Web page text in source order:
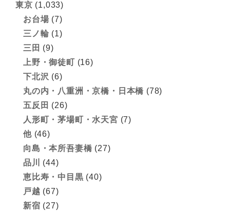
東京 (1,033)
お台場 (7)
三ノ輪 (1)
三田 (9)
上野・御徒町 (16)
下北沢 (6)
丸の内・八重洲・京橋・日本橋 (78)
五反田 (26)
人形町・茅場町・水天宮 (7)
他(46)
向島・本所吾妻橋 (27)
品川
(44)
恵比寿・中目黒 (40)
戸越 (67)
新宿 (27)